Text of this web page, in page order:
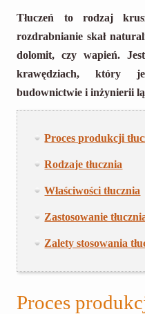
Tłuczeń to rodzaj
rozdrabnianie skał
dolomit, czy wapień.
krawędziach, który
budownictwie i inżynierii
Proces produkcji
Rodzaje tłucznia
Właściwości tłucznia
Zastosowanie
Zalety stosowania
Proces